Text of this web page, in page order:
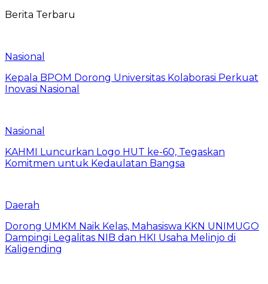
Berita Terbaru
Nasional
Kepala BPOM Dorong Universitas Kolaborasi Perkuat
Inovasi Nasional
Nasional
KAHMI Luncurkan Logo HUT ke-60, Tegaskan
Komitmen untuk Kedaulatan Bangsa
Daerah
Dorong UMKM Naik Kelas, Mahasiswa KKN UNIMUGO
Dampingi Legalitas NIB dan HKI Usaha Melinjo di
Kaligending